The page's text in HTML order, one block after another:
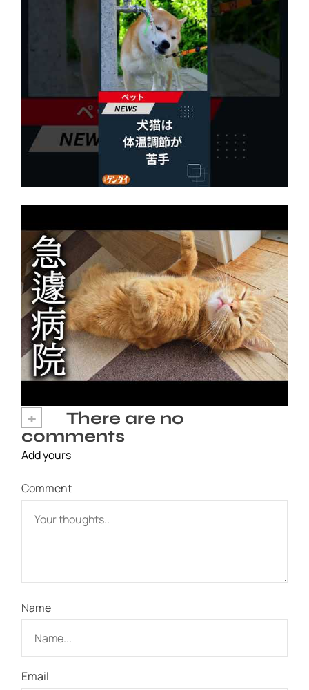
犬猫は体温調節が苦手、しかも夏バテは胃腸に
出る…そんなときの対処法とは？ #犬 #猫 #ペ
ット #飼い猫 #飼い犬 #熱中症 #日刊ゲンダイ
これから病院へ行ってきます…
2026年8月6日
+
There are no
comments
Add yours
Comment
Name
Email